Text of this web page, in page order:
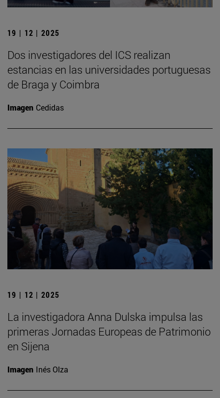
19 | 12 | 2025
Dos investigadores del ICS realizan
estancias en las universidades portuguesas
de Braga y Coimbra
Imagen Cedidas
19 | 12 | 2025
La investigadora Anna Dulska impulsa las
primeras Jornadas Europeas de Patrimonio
en Sijena
Imagen Inés Olza